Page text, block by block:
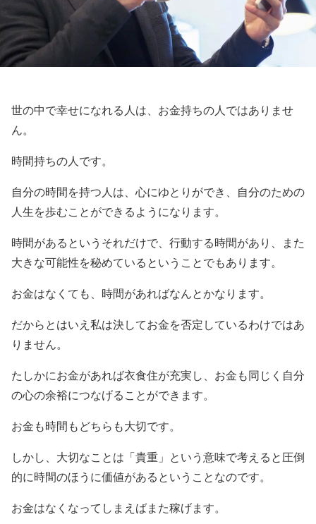
世の中で幸せになれる人は、お金持ちの人ではありませ
ん。
時間持ちの人です。
自分の時間を持つ人は、心にゆとりができ、自分のための
人生を歩むことができるようになります。
時間があるというそれだけで、行動する時間があり、また
大きな可能性を秘めているということでもあります。
お金はなくても、時間があればなんとかなります。
だからとはいえ私は決してお金を否定しているわけではあ
りません。
たしかにお金があれば衣食住が充実し、お金も同じく自分
の心の余裕につなげることができます。
お金も時間もどちらも大切です。
しかし、大切なことは「貴重」という意味で考えると圧倒
的に時間のほうに価値があるということなのです。
お金はなくなってしまえばまた稼げます。